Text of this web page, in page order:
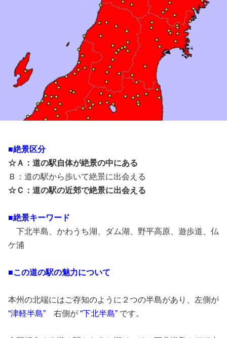
■絶景区分
☆Ａ：道の駅自体が絶景の中にある
Ｂ：道の駅から歩いて絶景に出会える
☆Ｃ：道の駅の近郊で絶景に出会える
■絶景キーワード
下北半島、かわうち湖、ダム湖、野平高原、遊歩道、仏
ケ浦
■この道の駅の魅力について
本州の北端にはご存知のように２つの半島があり、左側が
“津軽半島” 右側が “下北半島” です。